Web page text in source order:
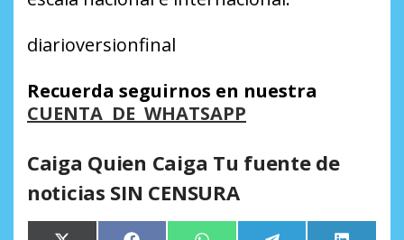
diarioversionfinal
Recuerda seguirnos en nuestra
CUENTA DE WHATSAPP
Caiga Quien Caiga Tu fuente de
noticias SIN CENSURA